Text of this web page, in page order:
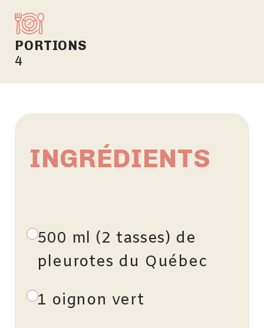
PORTIONS
4
INGRÉDIENTS
500 ml (2 tasses) de
pleurotes du Québec
1 oignon vert